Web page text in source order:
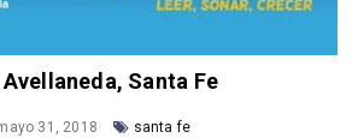
Santa Fe
31, 2018 santa fe